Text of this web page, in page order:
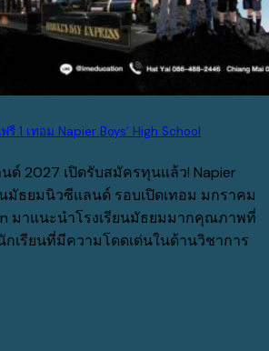
1 เทอม Napier Boys’ High School
ด์ 2027 เปิดรับสมัครทุนแล้ว! Napier
นมัธยมนิวซีแลนด์ รอบเปิดเทอม มกราคม
มาแนะนำโรงเรียนมัธยมมากคุณภาพที่
เรียนที่มีความโดดเด่นในด้านวิชาการ